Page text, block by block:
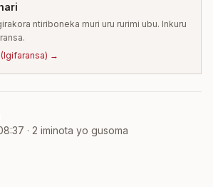
ntiriboneka muri uru rurimi ubu. Inkuru
(Igifaransa) →
· 2 iminota yo gusoma